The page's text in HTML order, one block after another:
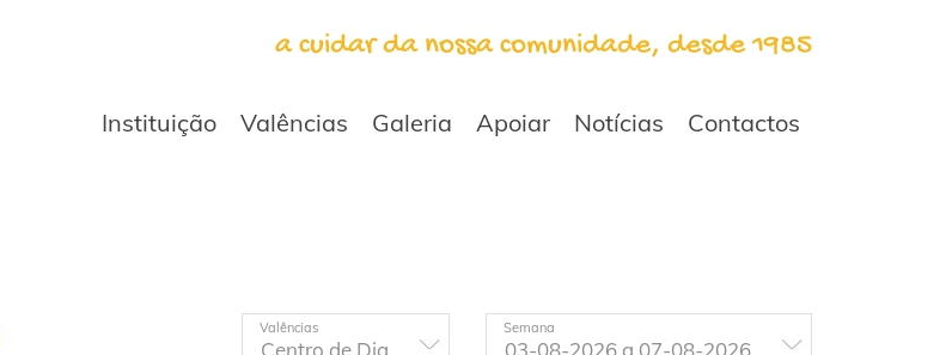
a cuidar da nossa comunidade, desde 1985
Instituição Valências Galeria Apoiar Notícias Contactos
Valências Semana